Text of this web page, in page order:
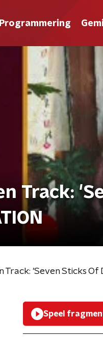
Programmering
Track:
Track: 'Seven Sticks Of
Speel